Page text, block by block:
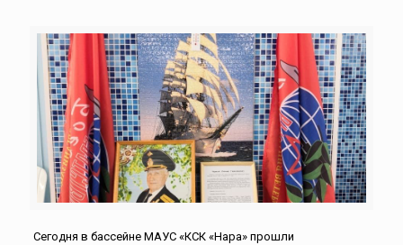
Сегодня в бассейне МАУС «КСК «Нара» прошли